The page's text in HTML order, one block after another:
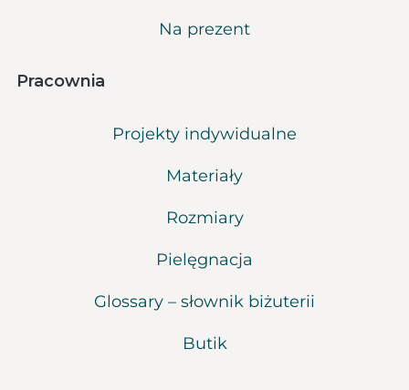
Na prezent
Pracownia
Projekty indywidualne
Materiały
Rozmiary
Pielęgnacja
Glossary – słownik biżuterii
Butik